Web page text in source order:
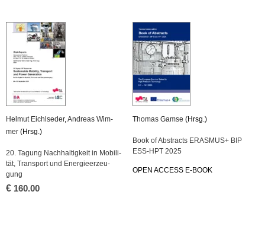
Hel­mut Eichlse­der, An­dre­as Wim­
mer (Hrsg.)
20. Ta­gung Nach­hal­tig­keit in Mo­bi­li­
tät, Trans­port und En­er­gie­er­zeu­
gung
€ 160.00
Tho­mas Gamse (Hrsg.)
Book of Ab­stracts ERAS­MUS+ BIP
ESS-HPT 2025
OPEN AC­CESS E-BOOK